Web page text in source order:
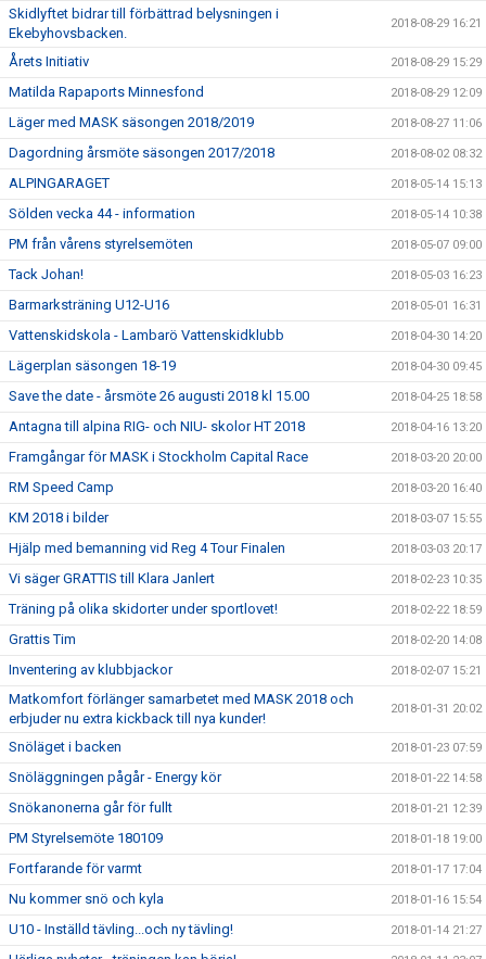
Skidlyftet bidrar till förbättrad belysningen i
Ekebyhovsbacken.
2018-08-29 16:21
Årets Initiativ 2018-08-29 15:29
Matilda Rapaports Minnesfond 2018-08-29 12:09
Läger med MASK säsongen 2018/2019 2018-08-27 11:06
Dagordning årsmöte säsongen 2017/2018 2018-08-02 08:32
ALPINGARAGET 2018-05-14 15:13
Sölden vecka 44 - information 2018-05-14 10:38
PM från vårens styrelsemöten 2018-05-07 09:00
Tack Johan! 2018-05-03 16:23
Barmarksträning U12-U16 2018-05-01 16:31
Vattenskidskola - Lambarö Vattenskidklubb 2018-04-30 14:20
Lägerplan säsongen 18-19 2018-04-30 09:45
Save the date - årsmöte 26 augusti 2018 kl 15.00 2018-04-25 18:58
Antagna till alpina RIG- och NIU- skolor HT 2018 2018-04-16 13:20
Framgångar för MASK i Stockholm Capital Race 2018-03-20 20:00
RM Speed Camp 2018-03-20 16:40
KM 2018 i bilder 2018-03-07 15:55
Hjälp med bemanning vid Reg 4 Tour Finalen 2018-03-03 20:17
Vi säger GRATTIS till Klara Janlert 2018-02-23 10:35
Träning på olika skidorter under sportlovet! 2018-02-22 18:59
Grattis Tim 2018-02-20 14:08
Inventering av klubbjackor 2018-02-07 15:21
Matkomfort förlänger samarbetet med MASK 2018 och
erbjuder nu extra kickback till nya kunder!
2018-01-31 20:02
Snöläget i backen 2018-01-23 07:59
Snöläggningen pågår - Energy kör 2018-01-22 14:58
Snökanonerna går för fullt 2018-01-21 12:39
PM Styrelsemöte 180109 2018-01-18 19:00
Fortfarande för varmt 2018-01-17 17:04
Nu kommer snö och kyla 2018-01-16 15:54
U10 - Inställd tävling...och ny tävling! 2018-01-14 21:27